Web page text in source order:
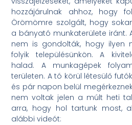
hozzájárulnak ahhoz, hogy
Örömömre szolgált, hogy
a bányató munkaterülete iránt.
nem is gondolták, hogy ilyen
folyik településünkön. A
halad. A munkagépek
területen. A tó körül létesülő
és pár napon belül
nem voltak jelen a múlt heti
arra, hogy hol tartunk most,
alábbi videót: